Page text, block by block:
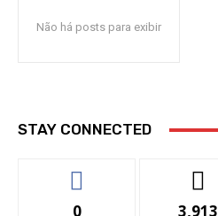
Não há posts para exibir
STAY CONNECTED
0 3,913